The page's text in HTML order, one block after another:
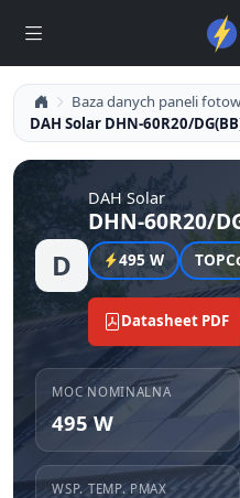
Baza danych paneli
DAH Solar DHN-60R20/
D
DAH Solar
DHN-60R20/
495 W
Datasheet PDF
MOC NOMINALNA
495 W
WSP. TEMP. PMAX